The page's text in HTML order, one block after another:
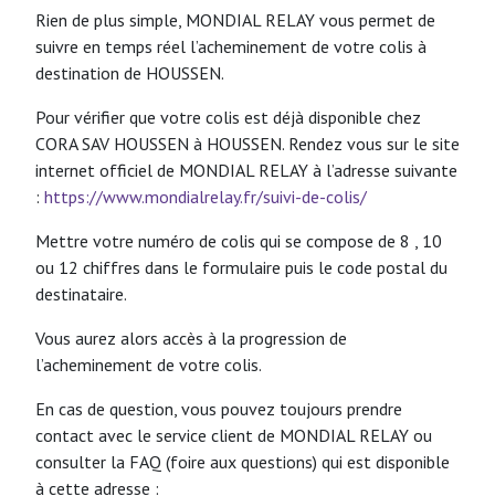
Rien de plus simple, MONDIAL RELAY vous permet de
suivre en temps réel l’acheminement de votre colis à
destination de HOUSSEN.
Pour vérifier que votre colis est déjà disponible chez
CORA SAV HOUSSEN à HOUSSEN. Rendez vous sur le site
internet officiel de MONDIAL RELAY à l’adresse suivante
: https://www.mondialrelay.fr/suivi-de-colis/
Mettre votre numéro de colis qui se compose de 8 , 10
ou 12 chiffres dans le formulaire puis le code postal du
destinataire.
Vous aurez alors accès à la progression de
l’acheminement de votre colis.
En cas de question, vous pouvez toujours prendre
contact avec le service client de MONDIAL RELAY ou
consulter la FAQ (foire aux questions) qui est disponible
à cette adresse :